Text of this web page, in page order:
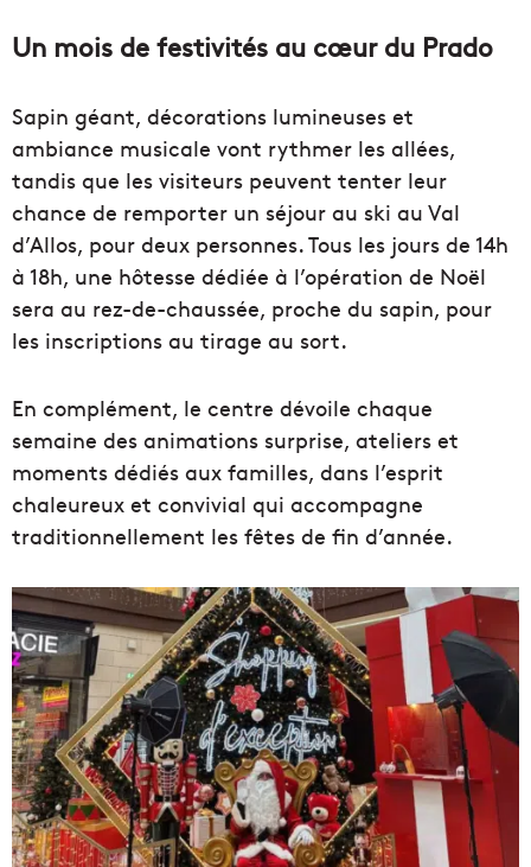
Un mois de festivités au cœur du Prado
Sapin géant, décorations lumineuses et
ambiance musicale vont rythmer les allées,
tandis que les visiteurs peuvent tenter leur
chance de remporter un séjour au ski au Val
d’Allos, pour deux personnes. Tous les jours de 14h
à 18h, une hôtesse dédiée à l’opération de Noël
sera au rez-de-chaussée, proche du sapin, pour
les inscriptions au tirage au sort.
En complément, le centre dévoile chaque
semaine des animations surprise, ateliers et
moments dédiés aux familles, dans l’esprit
chaleureux et convivial qui accompagne
traditionnellement les fêtes de fin d’année.